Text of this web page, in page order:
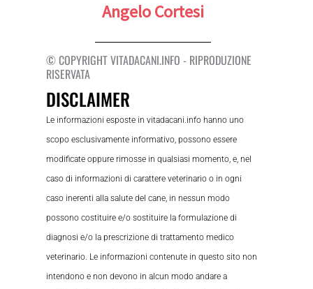
Angelo Cortesi
© COPYRIGHT VITADACANI.INFO - RIPRODUZIONE
RISERVATA
DISCLAIMER
Le informazioni esposte in vitadacani.info hanno uno
scopo esclusivamente informativo, possono essere
modificate oppure rimosse in qualsiasi momento, e, nel
caso di informazioni di carattere veterinario o in ogni
caso inerenti alla salute del cane, in nessun modo
possono costituire e/o sostituire la formulazione di
diagnosi e/o la prescrizione di trattamento medico
veterinario. Le informazioni contenute in questo sito non
intendono e non devono in alcun modo andare a